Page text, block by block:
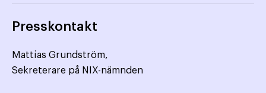
Presskontakt
Mattias Grundström,
Sekreterare på NIX-nämnden